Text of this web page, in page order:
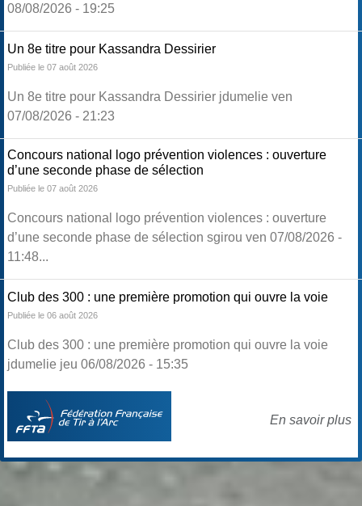
08/08/2026 - 19:25
Un 8e titre pour Kassandra Dessirier
Publiée le 07 août 2026
Un 8e titre pour Kassandra Dessirier jdumelie ven
07/08/2026 - 21:23
Concours national logo prévention violences : ouverture
d’une seconde phase de sélection
Publiée le 07 août 2026
Concours national logo prévention violences : ouverture
d’une seconde phase de sélection sgirou ven 07/08/2026 -
11:48...
Club des 300 : une première promotion qui ouvre la voie
Publiée le 06 août 2026
Club des 300 : une première promotion qui ouvre la voie
jdumelie jeu 06/08/2026 - 15:35
En savoir plus